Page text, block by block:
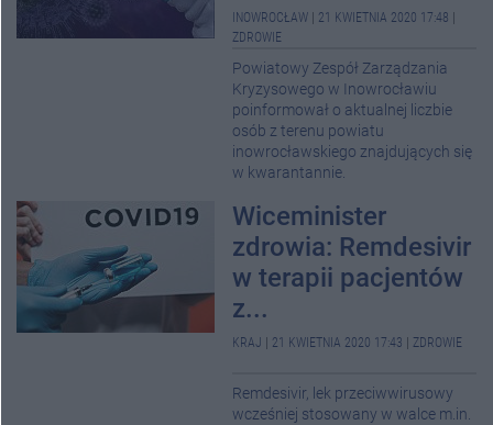
INOWROCŁAW 21 KWIETNIA 2020 17:48
ZDROWIE
Powiatowy Zespół Zarządzania
Kryzysowego w Inowrocławiu
poinformował o aktualnej liczbie
osób z terenu powiatu
inowrocławskiego znajdujących się
w kwarantannie.
Wiceminister
zdrowia: Remdesivir
w terapii pacjentów
z...
KRAJ 21 KWIETNIA 2020 17:43 ZDROWIE
Remdesivir, lek przeciwwirusowy
wcześniej stosowany w walce m.in.